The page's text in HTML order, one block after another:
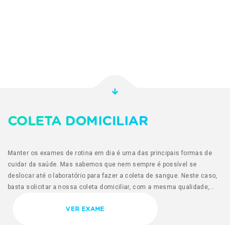
COLETA DOMICILIAR
Manter os exames de rotina em dia é uma das principais formas de
cuidar da saúde. Mas sabemos que nem sempre é possível se
deslocar até o laboratório para fazer a coleta de sangue. Neste caso,
basta solicitar a nossa coleta domiciliar, com a mesma qualidade,
garantir o seu conforto e bem-estar na hora de realizar as análises
VER EXAME